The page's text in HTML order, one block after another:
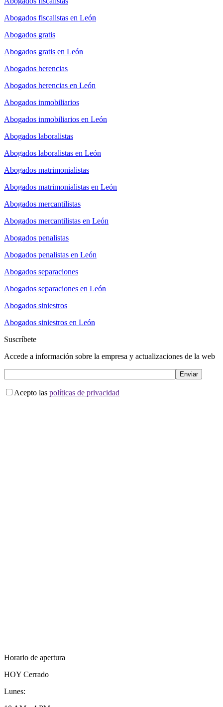
Abogados fiscalistas en León
Abogados gratis
Abogados gratis en León
Abogados herencias
Abogados herencias en León
Abogados inmobiliarios
Abogados inmobiliarios en León
Abogados laboralistas
Abogados laboralistas en León
Abogados matrimonialistas
Abogados matrimonialistas en León
Abogados mercantilistas
Abogados mercantilistas en León
Abogados penalistas
Abogados penalistas en León
Abogados separaciones
Abogados separaciones en León
Abogados siniestros
Abogados siniestros en León
Suscríbete
Accede a información sobre la empresa y actualizaciones de la web
Acepto las políticas de privacidad
Horario de apertura
HOY Cerrado
Lunes: